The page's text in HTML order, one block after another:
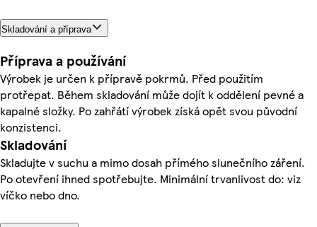
Skladování a příprava
Příprava a používání
Výrobek je určen k přípravě pokrmů. Před použitím
protřepat. Během skladování může dojít k oddělení pevné a
kapalné složky. Po zahřátí výrobek získá opět svou původní
konzistenci.
Skladování
Skladujte v suchu a mimo dosah přímého slunečního záření.
Po otevření ihned spotřebujte. Minimální trvanlivost do: viz
víčko nebo dno.